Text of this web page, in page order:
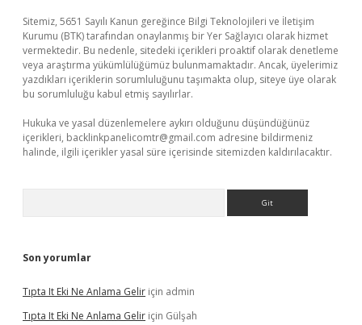
Sitemiz, 5651 Sayılı Kanun gereğince Bilgi Teknolojileri ve İletişim
Kurumu (BTK) tarafından onaylanmış bir Yer Sağlayıcı olarak hizmet
vermektedir. Bu nedenle, sitedeki içerikleri proaktif olarak denetleme
veya araştırma yükümlülüğümüz bulunmamaktadır. Ancak, üyelerimiz
yazdıkları içeriklerin sorumluluğunu taşımakta olup, siteye üye olarak
bu sorumluluğu kabul etmiş sayılırlar.
Hukuka ve yasal düzenlemelere aykırı olduğunu düşündüğünüz
içerikleri, backlinkpanelicomtr@gmail.com adresine bildirmeniz
halinde, ilgili içerikler yasal süre içerisinde sitemizden kaldırılacaktır.
Son yorumlar
Tıpta It Eki Ne Anlama Gelir için admin
Tıpta It Eki Ne Anlama Gelir için Gülşah